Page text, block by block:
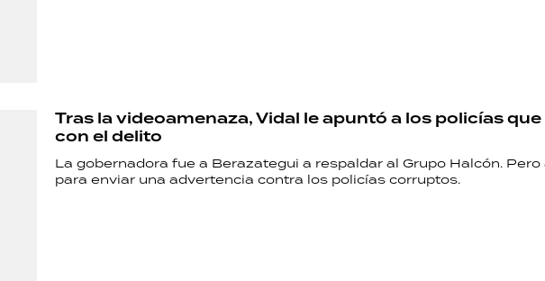
Tras la videoamenaza, Vidal le apuntó a los policías
con el delito
La gobernadora fue a Berazategui a respaldar al Grupo Halcón.
para enviar una advertencia contra los policías corruptos.